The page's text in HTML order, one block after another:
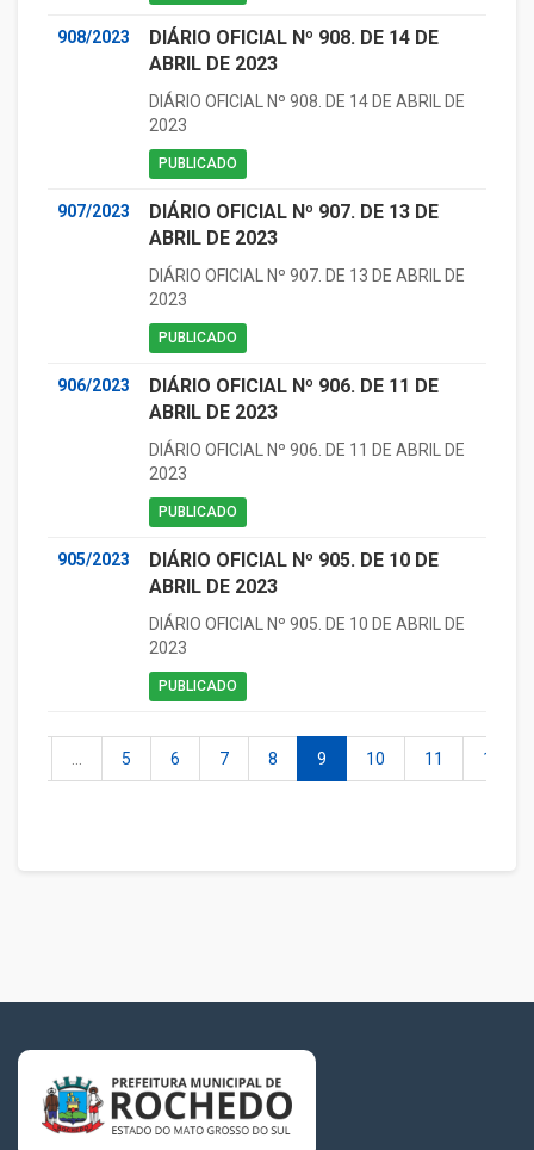
908/2023
DIÁRIO OFICIAL Nº 908. DE 14 DE
ABRIL DE 2023
DIÁRIO OFICIAL Nº 908. DE 14 DE ABRIL DE
2023
PUBLICADO
907/2023
DIÁRIO OFICIAL Nº 907. DE 13 DE
ABRIL DE 2023
DIÁRIO OFICIAL Nº 907. DE 13 DE ABRIL DE
2023
PUBLICADO
906/2023
DIÁRIO OFICIAL Nº 906. DE 11 DE
ABRIL DE 2023
DIÁRIO OFICIAL Nº 906. DE 11 DE ABRIL DE
2023
PUBLICADO
905/2023
DIÁRIO OFICIAL Nº 905. DE 10 DE
ABRIL DE 2023
DIÁRIO OFICIAL Nº 905. DE 10 DE ABRIL DE
2023
PUBLICADO
5 6 7 8 9 10 11 12